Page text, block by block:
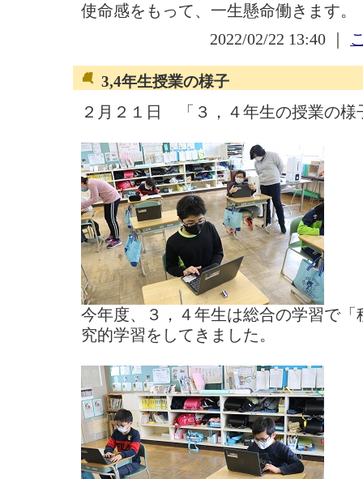
使命感をもって、一生懸命働きます。
2022/02/22 13:40 ｜
3,4年生授業の様子
２月２１日 「３，４年生の授業の様
今年度、３，４年生は総合の学習で
究的学習をしてきました。